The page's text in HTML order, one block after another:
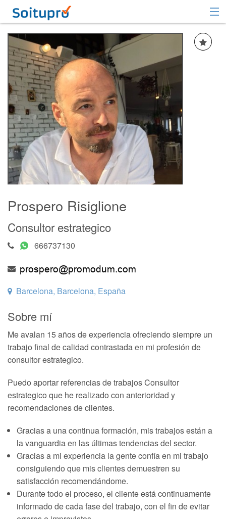
Recomendar
Registrarse
Iniciar sesión
Prospero Risiglione
Consultor estrategico
666737130
Barcelona, Barcelona, España
Sobre mí
Me avalan 15 años de experiencia ofreciendo siempre un
trabajo final de calidad contrastada en mi profesión de
consultor estrategico.
Puedo aportar referencias de trabajos Consultor
estrategico que he realizado con anterioridad y
recomendaciones de clientes.
Gracias a una continua formación, mis trabajos están a
la vanguardia en las últimas tendencias del sector.
Gracias a mi experiencia la gente confía en mi trabajo
consiguiendo que mis clientes demuestren su
satisfacción recomendándome.
Durante todo el proceso, el cliente está continuamente
informado de cada fase del trabajo, con el fin de evitar